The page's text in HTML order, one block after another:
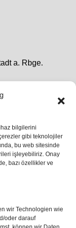
bilgilerini
gibi teknolojiler
bu web sitesinde
işleyebiliriz. Onay
bazı özellikler ve
wir Technologien wie
oder darauf
a. Rbge.
Freiburg ve Aston
Hazırlanıyor